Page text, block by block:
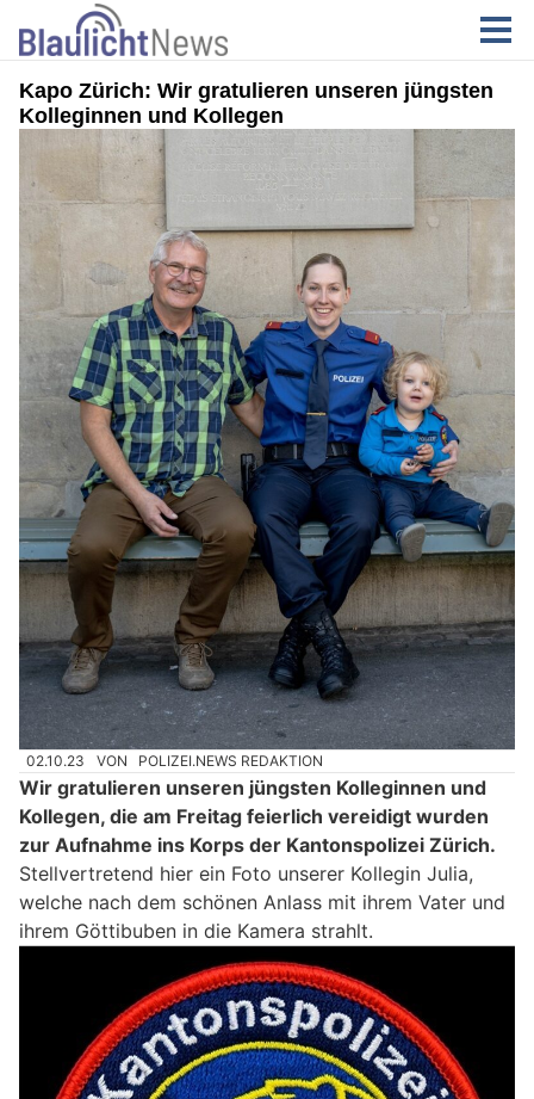
Kapo Zürich: Wir gratulieren unseren jüngsten
Kolleginnen und Kollegen
02.10.23 VON POLIZEI.NEWS REDAKTION
Wir gratulieren unseren jüngsten Kolleginnen und
Kollegen, die am Freitag feierlich vereidigt wurden
zur Aufnahme ins Korps der Kantonspolizei Zürich.
Stellvertretend hier ein Foto unserer Kollegin Julia,
welche nach dem schönen Anlass mit ihrem Vater und
ihrem Göttibuben in die Kamera strahlt.